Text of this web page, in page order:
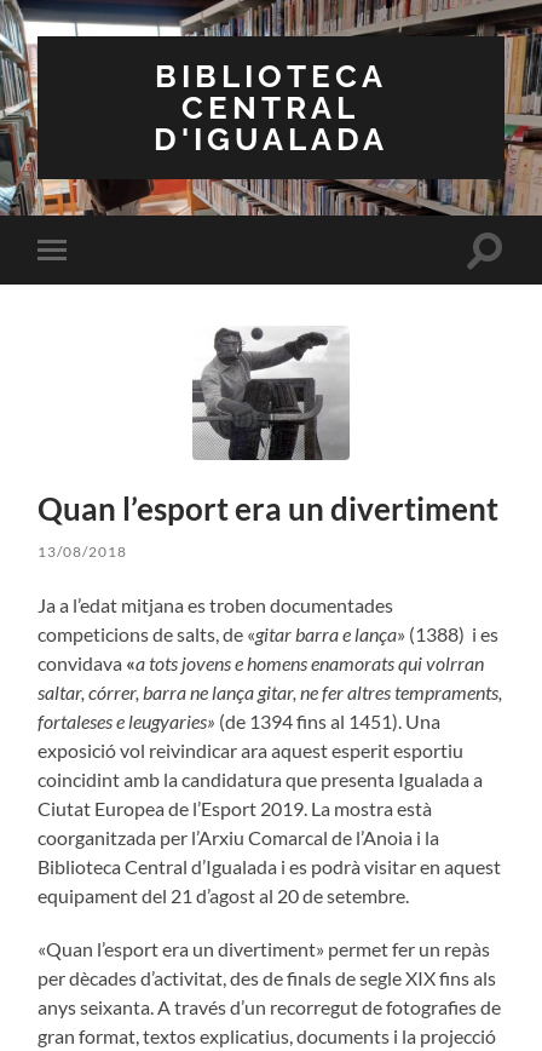
BIBLIOTECA
CENTRAL
D'IGUALADA
Toggle
mobile
Toggle
Quan l’esport era un divertiment
13/08/2018
Ja a l’edat mitjana es troben documentades
competicions de salts, de «gitar barra e lança» (1388) i es
convidava «a tots jovens e homens enamorats qui volrran
saltar, córrer, barra ne lança gitar, ne fer altres tempraments,
fortaleses e leugyaries» (de 1394 fins al 1451). Una
exposició vol reivindicar ara aquest esperit esportiu
coincidint amb la candidatura que presenta Igualada a
Ciutat Europea de l’Esport 2019. La mostra està
coorganitzada per l’Arxiu Comarcal de l’Anoia i la
Biblioteca Central d’Igualada i es podrà visitar en aquest
equipament del 21 d’agost al 20 de setembre.
«Quan l’esport era un divertiment» permet fer un repàs
per dècades d’activitat, des de finals de segle XIX fins als
anys seixanta. A través d’un recorregut de fotografies de
gran format, textos explicatius, documents i la projecció